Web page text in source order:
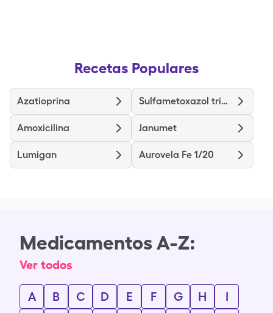
Recetas Populares
Azatioprina Sulfametoxazol trimetoprima
Amoxicilina Janumet
Lumigan Aurovela Fe 1/20
Medicamentos A-Z:
Ver todos
A B C D E F G H
I